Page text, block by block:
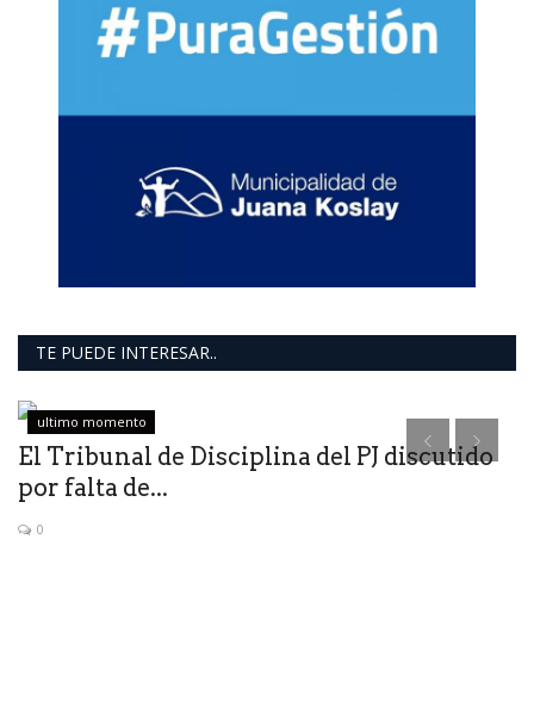
TE PUEDE INTERESAR..
ultimo momento
El Tribunal de Disciplina del PJ discutido
por falta de...
0